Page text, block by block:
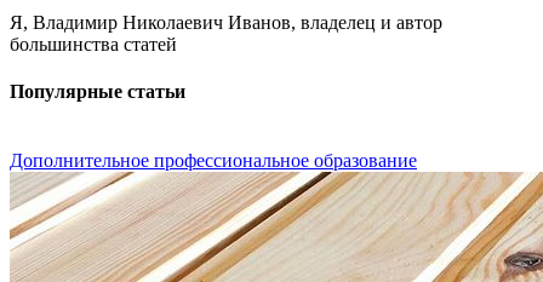
Я, Владимир Николаевич Иванов, владелец и автор
большинства статей
Популярные статьи
Дополнительное профессиональное образование